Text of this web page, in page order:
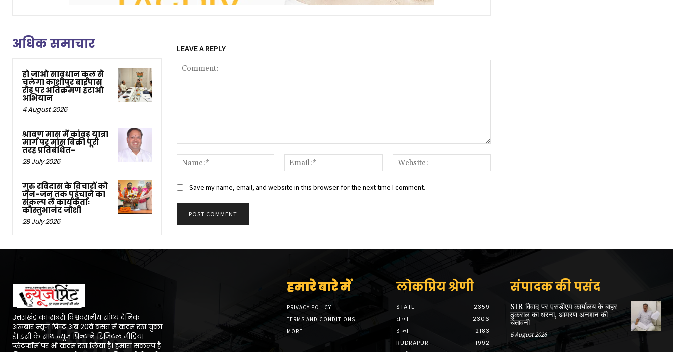
अधिक समाचार
हो जाओ सावधान कल से
चलेगा काशीपुर बाईपास
रोड पर अतिक्रमण हटाओ
अभियान
4 August 2026
श्रावण मास में कांवड़ यात्रा
मार्ग पर मांस बिक्री पूरी
तरह प्रतिबंधित-
28 July 2026
गुरु रविदास के विचारों को
जन-जन तक पहुंचाने का
संकल्प लें कार्यकर्ताः
कौस्तुभानंद जोशी
28 July 2026
LEAVE A REPLY
Name:*
Email:*
Save my name, email, and website in this browser for the next time I comment.
उत्तराखंड का सबसे विश्ववसनीय सांध्य दैनिक
अख़बार न्यूज प्रिन्ट अब 20वें बसंत में कदम रख चुका
है। इसी के साथ न्यूज प्रिन्ट ने डिजिटल मीडिया
प्लेटफॉर्म पर भी कदम रख लिया है। हमारा संकल्प है
हमारे बारे में
PRIVACY POLICY
TERMS AND CONDITIONS
MORE
लोकप्रिय श्रेणी
STATE
2359
ताज़ा
2306
राज्य
2183
RUDRAPUR
1992
संपादक की पसंद
SIR विवाद पर एसडीएम कार्यालय के बाहर
ठुकराल का धरना, आमरण अनशन की
चेतावनी
6 August 2026